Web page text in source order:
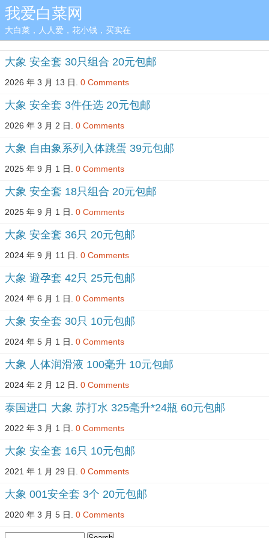
我爱白菜网
大白菜，人人爱，花小钱，买实在
大象 安全套 30只组合 20元包邮
2026 年 3 月 13 日. 0 Comments
大象 安全套 3件任选 20元包邮
2026 年 3 月 2 日. 0 Comments
大象 自由象系列入体跳蛋 39元包邮
2025 年 9 月 1 日. 0 Comments
大象 安全套 18只组合 20元包邮
2025 年 9 月 1 日. 0 Comments
大象 安全套 36只 20元包邮
2024 年 9 月 11 日. 0 Comments
大象 避孕套 42只 25元包邮
2024 年 6 月 1 日. 0 Comments
大象 安全套 30只 10元包邮
2024 年 5 月 1 日. 0 Comments
大象 人体润滑液 100毫升 10元包邮
2024 年 2 月 12 日. 0 Comments
泰国进口 大象 苏打水 325毫升*24瓶 60元包邮
2022 年 3 月 1 日. 0 Comments
大象 安全套 16只 10元包邮
2021 年 1 月 29 日. 0 Comments
大象 001安全套 3个 20元包邮
2020 年 3 月 5 日. 0 Comments